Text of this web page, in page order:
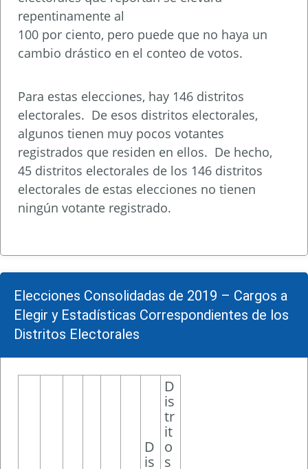
repentinamente al
100 por ciento, pero puede que no haya un
cambio drástico en el conteo de votos.
Para estas elecciones, hay 146 distritos
electorales. De esos distritos electorales,
algunos tienen muy pocos votantes
registrados que residen en ellos. De hecho,
45 distritos electorales de los 146 distritos
electorales de estas elecciones no tienen
ningún votante registrado.
Elecciones Consolidadas de 2019 – Cargos a
Elegir y Estadísticas Correspondientes de los
Distritos Electorales
D
is
D
is
tr
it
o
s